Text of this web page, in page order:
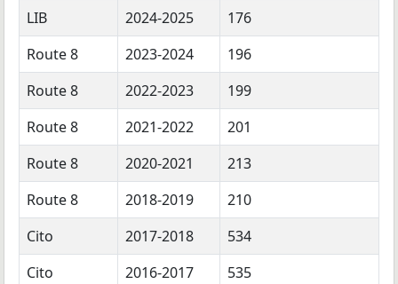
LIB
2024-2025
176
Route 8
2023-2024
196
Route 8
2022-2023
199
Route 8
2021-2022
201
Route 8
2020-2021
213
Route 8
2018-2019
210
Cito
2017-2018
534
Cito
2016-2017
535